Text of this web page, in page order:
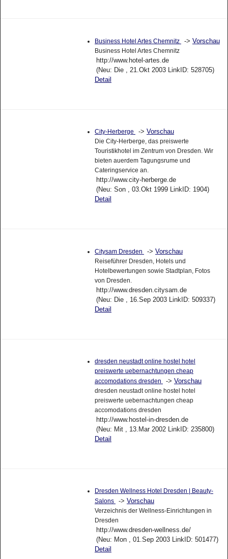
Business Hotel Artes Chemnitz -> Vorschau
Business Hotel Artes Chemnitz
http://www.hotel-artes.de
(Neu: Die , 21.Okt 2003 LinkID: 528705)
Detail
City-Herberge -> Vorschau
Die City-Herberge, das preiswerte
Touristikhotel im Zentrum von Dresden. Wir
bieten auerdem Tagungsrume und
Cateringservice an.
http://www.city-herberge.de
(Neu: Son , 03.Okt 1999 LinkID: 1904)
Detail
Citysam Dresden -> Vorschau
Reiseführer Dresden, Hotels und
Hotelbewertungen sowie Stadtplan, Fotos
von Dresden.
http://www.dresden.citysam.de
(Neu: Die , 16.Sep 2003 LinkID: 509337)
Detail
dresden neustadt online hostel hotel
preiswerte uebernachtungen cheap
accomodations dresden
-> Vorschau
dresden neustadt online hostel hotel
preiswerte uebernachtungen cheap
accomodations dresden
http://www.hostel-in-dresden.de
(Neu: Mit , 13.Mar 2002 LinkID: 235800)
Detail
Dresden Wellness Hotel Dresden | Beauty-
Salons
-> Vorschau
Verzeichnis der Wellness-Einrichtungen in
Dresden
http://www.dresden-wellness.de/
(Neu: Mon , 01.Sep 2003 LinkID: 501477)
Detail